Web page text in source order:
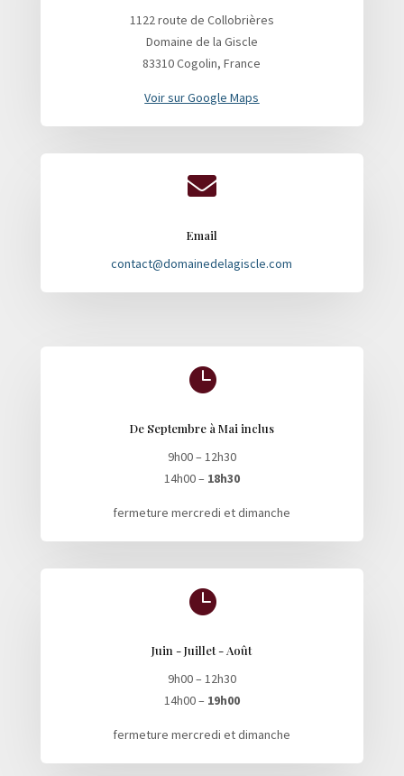
1122 route de Collobrières
Domaine de la Giscle
83310 Cogolin, France
Voir sur Google Maps

Email
contact@domainedelagiscle.com

De Septembre à Mai inclus
9h00 – 12h30
14h00 – 18h30
fermeture mercredi et dimanche

Juin - Juillet - Août
9h00 – 12h30
14h00 – 19h00
fermeture mercredi et dimanche